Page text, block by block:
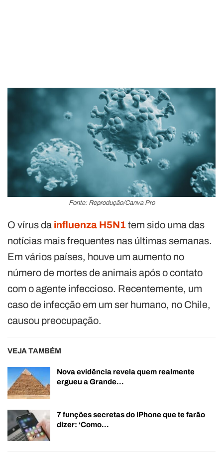
Fonte: Reprodução/Canva Pro
O vírus da influenza H5N1tem sido uma das
notícias mais frequentes nas últimas semanas.
Em vários países, houve um aumento no
número de mortes de animais após o contato
com o agente infeccioso. Recentemente, um
caso de infecção em um ser humano, no Chile,
causou preocupação.
VEJA TAMBÉM
Nova evidência revela quem realmente
ergueu a Grande…
7 funções secretas do iPhone que te farão
dizer: ‘Como…